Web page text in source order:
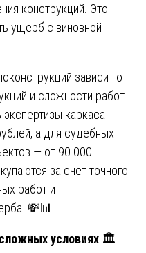
конструкций. Это
ущерб с виновной
зависит от
и сложности работ.
каркаса
а для судебных
— от 90 000
за счет точного
работ и
💸📊
условиях 🏛️